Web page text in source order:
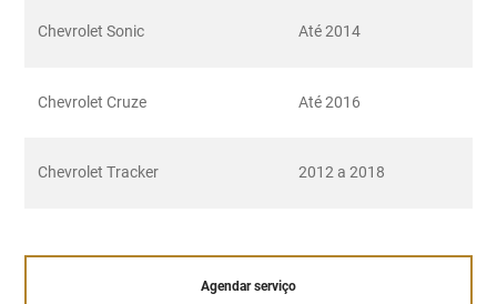
Chevrolet Sonic Até 2014
Chevrolet Cruze Até 2016
Chevrolet Tracker 2012 a 2018
Agendar serviço